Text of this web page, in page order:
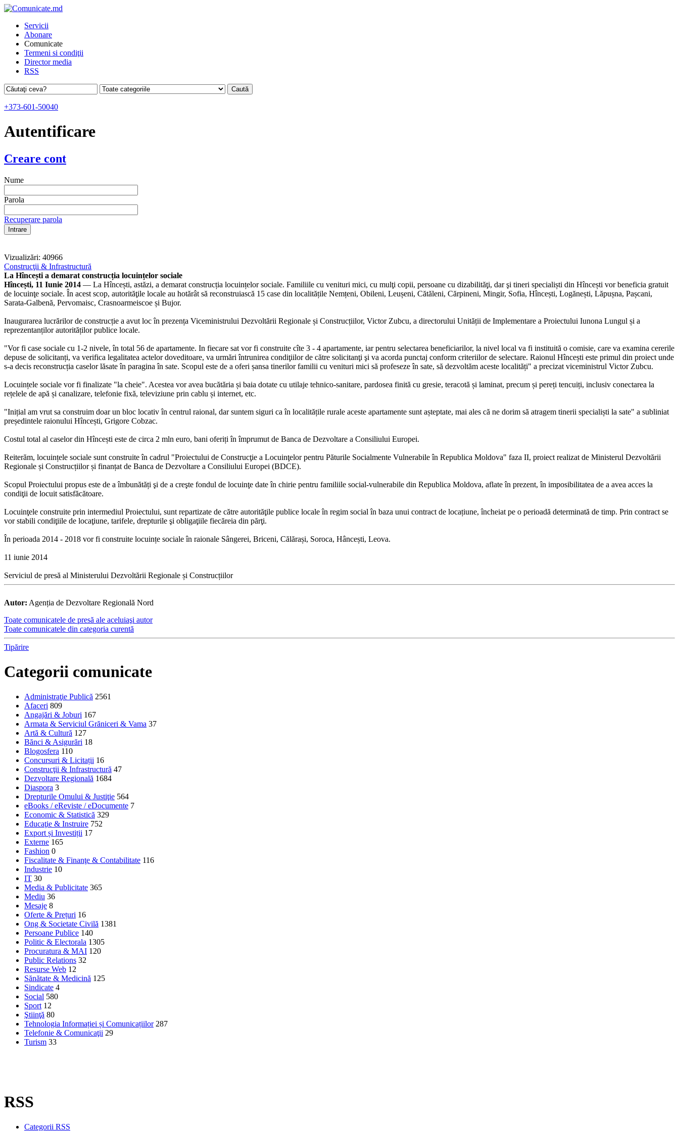
Servicii
Abonare
Comunicate
Termeni si condiţii
Director media
RSS
+373-601-50040
Autentificare
Creare cont
Nume
Parola
Recuperare parola
Vizualizări: 40966
Construcţii & Infrastructură
La Hîncești a demarat construcția locuințelor sociale
Hîncești, 11 Iunie 2014 — La Hîncești, astăzi, a demarat construcția locuințelor sociale. Familiile cu venituri mici, cu mulţi copii, persoane cu dizabilităţi, dar şi tineri specialiști din Hîncești vor beneficia gratuit
de locuinţe sociale. În acest scop, autorităţile locale au hotărât să reconstruiască 15 case din localitățile Nemțeni, Obileni, Leușeni, Cătăleni, Cărpineni, Mingir, Sofia, Hîncești, Logănești, Lăpușna, Pașcani,
Sarata-Galbenă, Pervomaisc, Crasnoarmeiscoe și Bujor.
Inaugurarea lucrărilor de construcție a avut loc în prezența Viceministrului Dezvoltării Regionale și Construcțiilor, Victor Zubcu, a directorului Unității de Implementare a Proiectului Iunona Lungul și a
reprezentanților autorităților publice locale.
"Vor fi case sociale cu 1-2 nivele, în total 56 de apartamente. In fiecare sat vor fi construite cîte 3 - 4 apartamente, iar pentru selectarea beneficiarilor, la nivel local va fi instituită o comisie, care va examina cererile
depuse de solicitanți, va verifica legalitatea actelor doveditoare, va urmări întrunirea condiţiilor de către solicitanţi şi va acorda punctaj conform criteriilor de selectare. Raionul Hîncești este primul din proiect unde
s-a decis reconstrucția caselor lăsate în paragina în sate. Scopul este de a oferi șansa tinerilor familii cu venituri mici să profeseze în sate, să dezvoltăm aceste localități" a precizat viceministrul Victor Zubcu.
Locuințele sociale vor fi finalizate "la cheie". Acestea vor avea bucătăria și baia dotate cu utilaje tehnico-sanitare, pardosea finită cu gresie, teracotă și laminat, precum și pereți tencuiți, inclusiv conectarea la
rețelele de apă și canalizare, telefonie fixă, televiziune prin cablu și internet, etc.
"Inițial am vrut sa construim doar un bloc locativ în centrul raional, dar suntem siguri ca în localitățile rurale aceste apartamente sunt așteptate, mai ales că ne dorim să atragem tinerii specialiști la sate" a subliniat
președintele raionului Hîncești, Grigore Cobzac.
Costul total al caselor din Hîncești este de circa 2 mln euro, bani oferiți în împrumut de Banca de Dezvoltare a Consiliului Europei.
Reiterăm, locuințele sociale sunt construite în cadrul "Proiectului de Construcţie a Locuinţelor pentru Păturile Socialmente Vulnerabile în Republica Moldova" faza II, proiect realizat de Ministerul Dezvoltării
Regionale și Construcțiilor și finanțat de Banca de Dezvoltare a Consiliului Europei (BDCE).
Scopul Proiectului propus este de a îmbunătăți şi de a creşte fondul de locuinţe date în chirie pentru familiile social-vulnerabile din Republica Moldova, aflate în prezent, în imposibilitatea de a avea acces la
condiţii de locuit satisfăcătoare.
Locuinţele construite prin intermediul Proiectului, sunt repartizate de către autorităţile publice locale în regim social în baza unui contract de locațiune, încheiat pe o perioadă determinată de timp. Prin contract se
vor stabili condiţiile de locaţiune, tarifele, drepturile şi obligaţiile fiecăreia din părţi.
În perioada 2014 - 2018 vor fi construite locuințe sociale în raionale Sângerei, Briceni, Călărași, Soroca, Hâncești, Leova.
11 iunie 2014
Serviciul de presă al Ministerului Dezvoltării Regionale și Construcțiilor
Autor: Agenția de Dezvoltare Regională Nord
Toate comunicatele de presă ale aceluiaşi autor
Toate comunicatele din categoria curentă
Tipărire
Categorii comunicate
Administraţie Publică 2561
Afaceri 809
Angajări & Joburi 167
Armata & Serviciul Grăniceri & Vama 37
Artă & Cultură 127
Bănci & Asigurări 18
Blogosfera 110
Concursuri & Licitații 16
Construcţii & Infrastructură 47
Dezvoltare Regională 1684
Diaspora 3
Drepturile Omului & Justiţie 564
eBooks / eReviste / eDocumente 7
Economic & Statistică 329
Educaţie & Instruire 752
Export și Investiții 17
Externe 165
Fashion 0
Fiscalitate & Finanţe & Contabilitate 116
Industrie 10
IT 30
Media & Publicitate 365
Mediu 36
Mesaje 8
Oferte & Prețuri 16
Ong & Societate Civilă 1381
Persoane Publice 140
Politic & Electorala 1305
Procuratura & MAI 120
Public Relations 32
Resurse Web 12
Sănătate & Medicină 125
Sindicate 4
Social 580
Sport 12
Ştiinţă 80
Tehnologia Informației și Comunicațiilor 287
Telefonie & Comunicaţii 29
Turism 33
RSS
Categorii RSS